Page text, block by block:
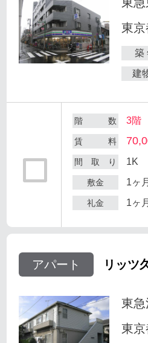
東
築
建
階 数 3階
賃 料
間 取 り 1K
敷金 1ヶ月
礼金 1ヶ月
アパート リッツ
東
東